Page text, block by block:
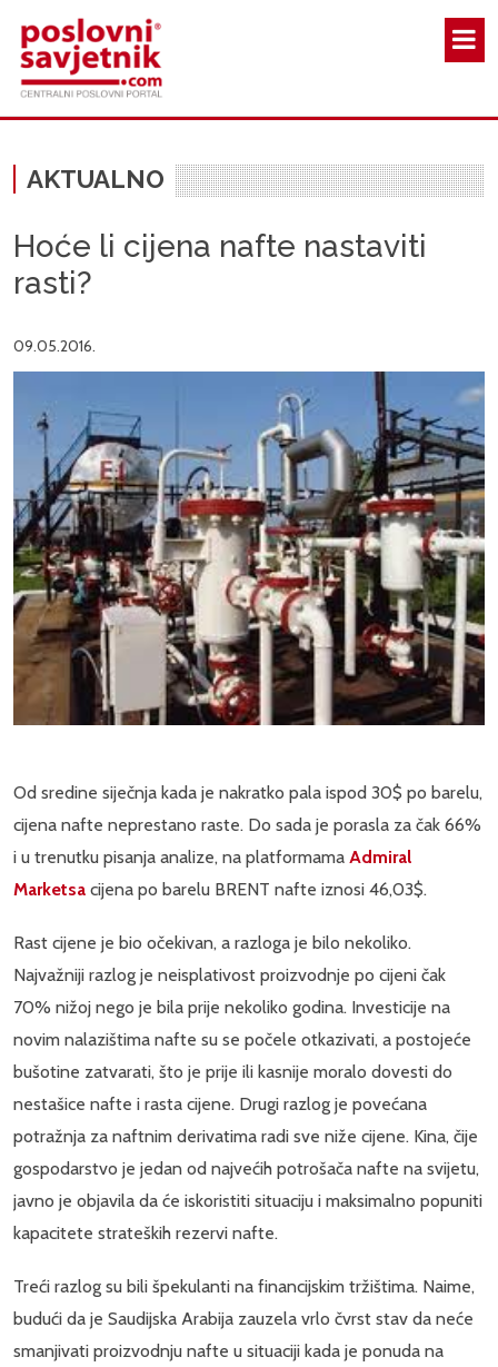
AKTUALNO
Hoće li cijena nafte nastaviti
rasti?
09.05.2016.
Od sredine siječnja kada je nakratko pala ispod 30$ po barelu,
cijena nafte neprestano raste. Do sada je porasla za čak 66%
i u trenutku pisanja analize, na platformama Admiral
Marketsa cijena po barelu BRENT nafte iznosi 46,03$.
Rast cijene je bio očekivan, a razloga je bilo nekoliko.
Najvažniji razlog je neisplativost proizvodnje po cijeni čak
70% nižoj nego je bila prije nekoliko godina. Investicije na
novim nalazištima nafte su se počele otkazivati, a postojeće
bušotine zatvarati, što je prije ili kasnije moralo dovesti do
nestašice nafte i rasta cijene. Drugi razlog je povećana
potražnja za naftnim derivatima radi sve niže cijene. Kina, čije
gospodarstvo je jedan od najvećih potrošača nafte na svijetu,
javno je objavila da će iskoristiti situaciju i maksimalno popuniti
kapacitete strateških rezervi nafte.
Treći razlog su bili špekulanti na financijskim tržištima. Naime,
budući da je Saudijska Arabija zauzela vrlo čvrst stav da neće
smanjivati proizvodnju nafte u situaciji kada je ponuda na